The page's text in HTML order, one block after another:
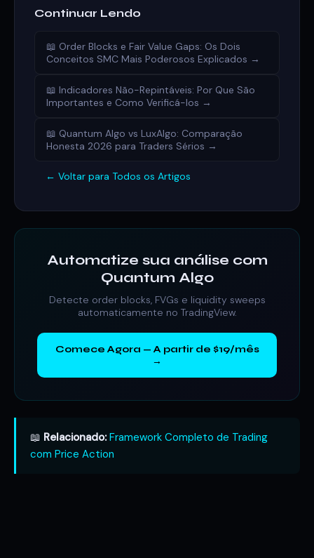
Continuar Lendo
📖 Order Blocks e Fair Value Gaps: Os Dois
Conceitos SMC Mais Poderosos Explicados →
📖 Indicadores Não-Repintáveis: Por Que São
Importantes e Como Verificá-los →
📖 Quantum Algo vs LuxAlgo: Comparação
Honesta 2026 para Traders Sérios →
← Voltar para Todos os Artigos
Automatize sua análise com
Quantum Algo
Detecte order blocks, FVGs e liquidity sweeps
automaticamente no TradingView.
Comece Agora — A partir de $19/mês
→
📖 Relacionado: Framework Completo de Trading
com Price Action